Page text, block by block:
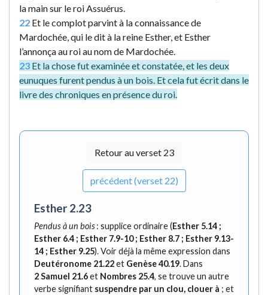
la main sur le roi Assuérus.
22 Et le complot parvint à la connaissance de
Mardochée, qui le dit à la reine Esther, et Esther
l’annonça au roi au nom de Mardochée.
23 Et la chose fut examinée et constatée, et les deux
eunuques furent pendus à un bois. Et cela fut écrit dans le
livre des chroniques en présence du roi.
Retour au verset 23
précédent (verset 22)
Esther 2.23
Pendus à un bois: supplice ordinaire (Esther 5.14 ;
Esther 6.4 ; Esther 7.9-10; Esther 8.7 ; Esther 9.13-
14 ; Esther 9.25). Voir déjà la même expression dans
Deutéronome 21.22et Genèse 40.19. Dans
2 Samuel 21.6et Nombres 25.4, se trouve un autre
verbe signifiant suspendre par un clou, clouer à ; et